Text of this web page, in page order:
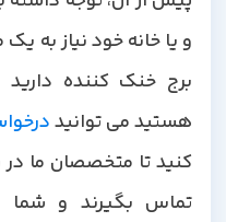
و یا خانه خود نیاز به یک
برج خنک کننده دارید
هستید می توانیددرخواست
کنید تا متخصصان ما در
تماس بگیرند و شما را